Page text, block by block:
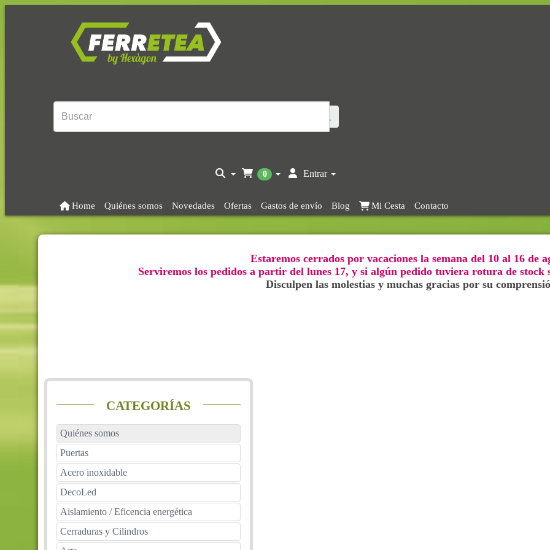
0 Entrar
Home Quiénes somos Novedades Ofertas Gastos de envío Blog Mi Cesta Contacto
Estaremos cerrados por vacaciones la semana del 10 al 16 de
Serviremos los pedidos a partir del lunes 17, y si algún pedido tuviera rotura de stock
Disculpen las molestias y muchas gracias por su
CATEGORÍAS
Quiénes somos
Puertas
Acero inoxidable
DecoLed
Aislamiento / Eficencia energética
Cerraduras y Cilindros